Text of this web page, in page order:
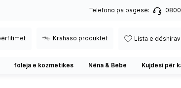
Telefono pa pagesë:
Krahaso produktet Lista e
foleja e kozmetikes Nëna & Bebe Kujdesi për